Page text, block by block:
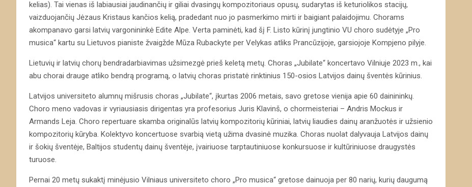
kelias). Tai vienas iš labiausiai jaudinančių ir giliai dvasingų kompozitoriaus opusų, sudarytas iš keturiolikos stacijų,
vaizduojančių Jėzaus Kristaus kančios kelią, pradedant nuo jo pasmerkimo mirti ir baigiant palaidojimu. Chorams
akompanavo garsi latvių vargonininkė Edite Alpe. Verta paminėti, kad šį F. Listo kūrinį jungtinio VU choro sudėtyje „Pro
musica“ kartu su Lietuvos pianiste žvaigžde Mūza Rubackyte per Velykas atliks Prancūzijoje, garsiojoje Kompjeno pilyje.
Lietuvių ir latvių chorų bendradarbiavimas užsimezgė prieš keletą metų. Choras „Jubilate“ koncertavo Vilniuje 2023 m., kai
abu chorai drauge atliko bendrą programą, o latvių choras pristatė rinktinius 150-osios Latvijos dainų šventės kūrinius.
Latvijos universiteto alumnų mišrusis choras „Jubilate“, įkurtas 2006 metais, savo gretose vienija apie 60 dainininkų.
Choro meno vadovas ir vyriausiasis dirigentas yra profesorius Juris Klavinš, o chormeisteriai – Andris Mockus ir
Armands Leja. Choro repertuare skamba originalūs latvių kompozitorių kūriniai, latvių liaudies dainų aranžuotės ir užsienio
kompozitorių kūryba. Kolektyvo koncertuose svarbią vietą užima dvasinė muzika. Choras nuolat dalyvauja Latvijos dainų
ir šokių šventėje, Baltijos studentų dainų šventėje, įvairiuose tarptautiniuose konkursuose ir kultūriniuose draugystės
turuose.
Pernai 20 metų sukaktį minėjusio Vilniaus universiteto choro „Pro musica“ gretose dainuoja per 80 narių, kurių daugumą